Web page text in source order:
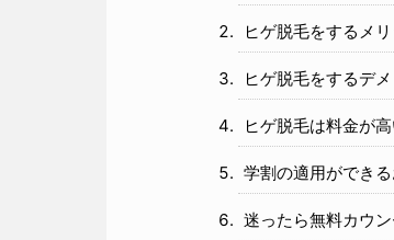
ヒゲ脱毛をするメリ
ヒゲ脱毛をするデ
ヒゲ脱毛は料金が高
学割の適用ができ
迷ったら無料カウ